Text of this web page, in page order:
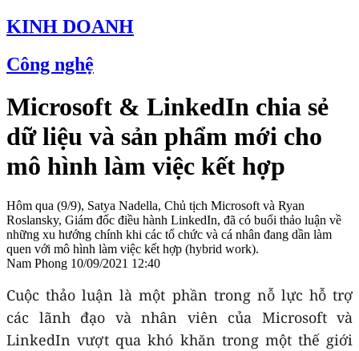
KINH DOANH
Công nghệ
Microsoft & LinkedIn chia sẻ
dữ liệu và sản phẩm mới cho
mô hình làm việc kết hợp
Hôm qua (9/9), Satya Nadella, Chủ tịch Microsoft và Ryan
Roslansky, Giám đốc điều hành LinkedIn, đã có buổi thảo luận về
những xu hướng chính khi các tổ chức và cá nhân đang dần làm
quen với mô hình làm việc kết hợp (hybrid work).
Nam Phong 10/09/2021 12:40
Cuộc thảo luận là một phần trong nỗ lực hỗ trợ
các lãnh đạo và nhân viên của Microsoft và
LinkedIn vượt qua khó khăn trong một thế giới